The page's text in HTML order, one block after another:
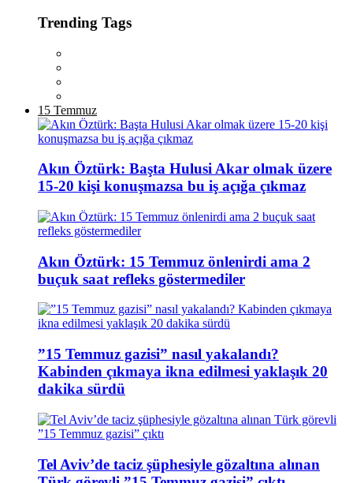
Trending Tags
15 Temmuz
Akın Öztürk: Başta Hulusi Akar olmak üzere
15-20 kişi konuşmazsa bu iş açığa çıkmaz
Akın Öztürk: 15 Temmuz önlenirdi ama 2
buçuk saat refleks göstermediler
”15 Temmuz gazisi” nasıl yakalandı?
Kabinden çıkmaya ikna edilmesi yaklaşık 20
dakika sürdü
Tel Aviv’de taciz şüphesiyle gözaltına alınan